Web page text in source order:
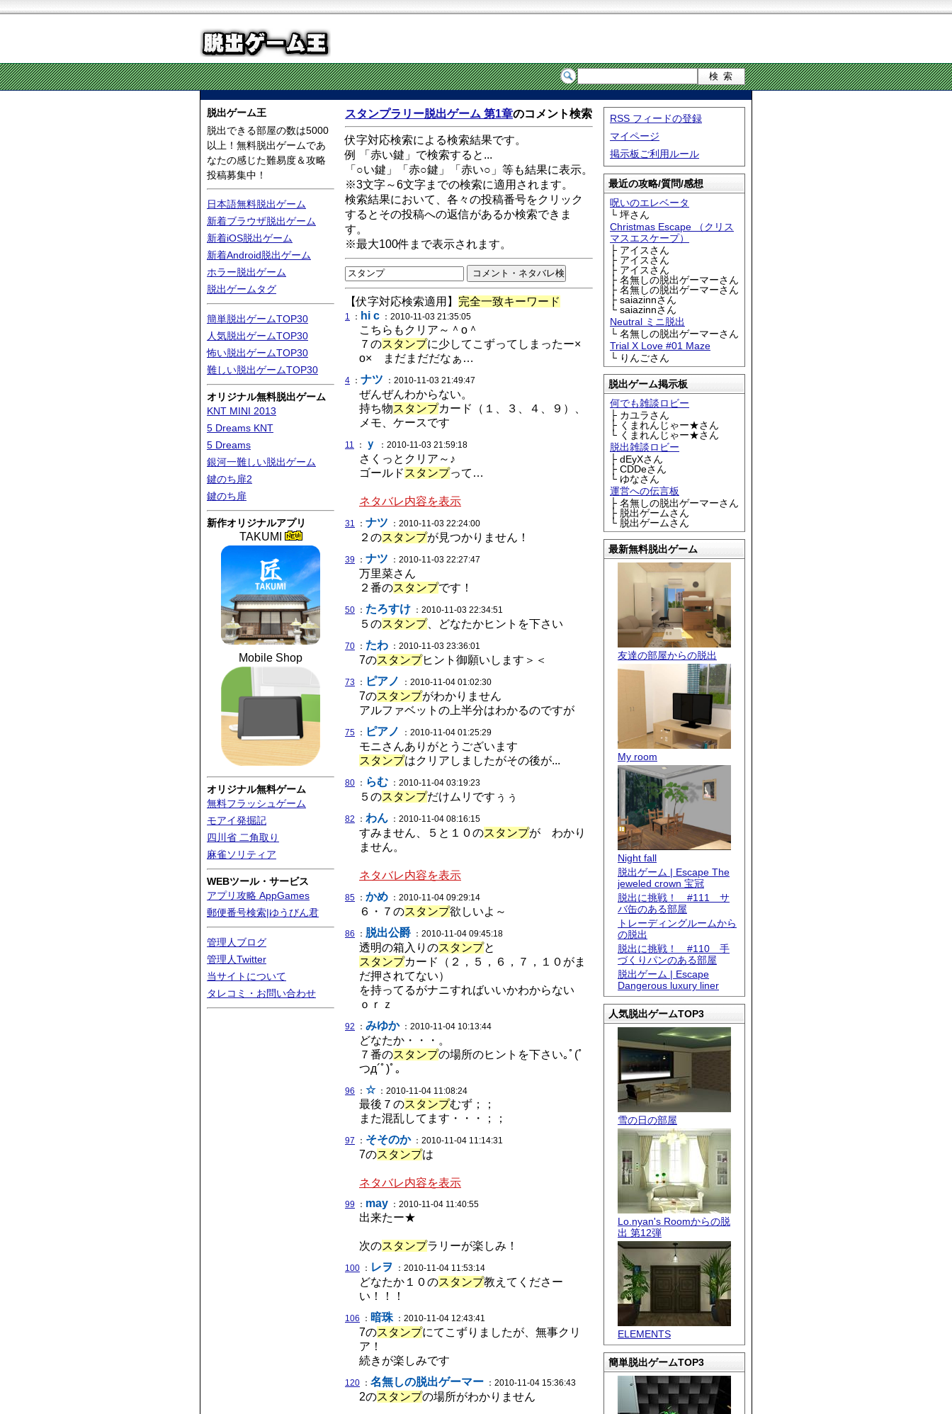
脱出ゲーム王
脱出できる部屋の数は5000
以上！無料脱出ゲームであ
なたの感じた難易度＆攻略
投稿募集中！
日本語無料脱出ゲーム
新着ブラウザ脱出ゲーム
新着iOS脱出ゲーム
新着Android脱出ゲーム
ホラー脱出ゲーム
脱出ゲームタグ
簡単脱出ゲームTOP30
人気脱出ゲームTOP30
怖い脱出ゲームTOP30
難しい脱出ゲームTOP30
オリジナル無料脱出ゲーム
KNT MINI 2013
5 Dreams KNT
5 Dreams
銀河一難しい脱出ゲーム
鍵のち扉2
鍵のち扉
新作オリジナルアプリ
TAKUMI
Mobile Shop
オリジナル無料ゲーム
無料フラッシュゲーム
モアイ発掘記
四川省 二角取り
麻雀ソリティア
WEBツール・サービス
アプリ攻略 AppGames
郵便番号検索|ゆうびん君
管理人ブログ
管理人Twitter
当サイトについて
タレコミ・お問い合わせ
RSS フィードの登録
マイページ
掲示板ご利用ルール
最近の攻略/質問/感想
呪いのエレベータ
└ 坪さん
Christmas Escape （クリス
マスエスケープ）
├ アイスさん
├ アイスさん
├ アイスさん
├ 名無しの脱出ゲーマーさん
├ 名無しの脱出ゲーマーさん
├ saiazinnさん
└ saiazinnさん
Neutral ミニ脱出
└ 名無しの脱出ゲーマーさん
Trial X Love #01 Maze
└ りんごさん
脱出ゲーム掲示板
何でも雑談ロビー
├ カユラさん
├ くまれんじゃー★さん
└ くまれんじゃー★さん
脱出雑談ロビー
├ dEyXさん
├ CDDeさん
└ ゆなさん
運営への伝言板
├ 名無しの脱出ゲーマーさん
├ 脱出ゲームさん
└ 脱出ゲームさん
最新無料脱出ゲーム
友達の部屋からの脱出
My room
Night fall
脱出ゲーム | Escape The
jeweled crown 宝冠
脱出に挑戦！ #111 サ
バ缶のある部屋
トレーディングルームから
の脱出
脱出に挑戦！ #110 手
づくりパンのある部屋
脱出ゲーム | Escape
Dangerous luxury liner
人気脱出ゲームTOP3
雪の日の部屋
Lo.nyan's Roomからの脱
出 第12弾
ELEMENTS
簡単脱出ゲームTOP3
スタンプラリー脱出ゲーム 第1章のコメント検索
伏字対応検索による検索結果です。
例 「赤い鍵」で検索すると...
「○い鍵」「赤○鍵」「赤い○」等も結果に表示。
※3文字～6文字までの検索に適用されます。
検索結果において、各々の投稿番号をクリック
するとその投稿への返信があるか検索できま
す。
※最大100件まで表示されます。
【伏字対応検索適用】 完全一致キーワード
1 ： hi c ：2010-11-03 21:35:05
こちらもクリア～＾o＾
７のスタンプに少してこずってしまったー×
o× まだまだだなぁ…
4 ： ナツ ：2010-11-03 21:49:47
ぜんぜんわからない。
持ち物スタンプカード（１、３、４、９）、
メモ、ケースです
11 ： ｙ ：2010-11-03 21:59:18
さくっとクリア～♪
ゴールド スタンプって…
ネタバレ内容を表示
31 ： ナツ ：2010-11-03 22:24:00
２のスタンプが見つかりません！
39 ： ナツ ：2010-11-03 22:27:47
万里菜さん
２番のスタンプです！
50 ： たろすけ ：2010-11-03 22:34:51
５のスタンプ、どなたかヒントを下さい
70 ： たわ ：2010-11-03 23:36:01
7のスタンプヒント御願いします＞＜
73 ： ピアノ ：2010-11-04 01:02:30
7のスタンプがわかりません
アルファベットの上半分はわかるのですが
75 ： ピアノ ：2010-11-04 01:25:29
モニさんありがとうございます
スタンプはクリアしましたがその後が...
80 ： らむ ：2010-11-04 03:19:23
５のスタンプだけムリですぅぅ
82 ： わん ：2010-11-04 08:16:15
すみません、５と１０のスタンプが わかり
ません。
ネタバレ内容を表示
85 ： かめ ：2010-11-04 09:29:14
６・７のスタンプ欲しいよ～
86 ： 脱出公爵 ：2010-11-04 09:45:18
透明の箱入りのスタンプと
スタンプカード（２，５，６，７，１０がま
だ押されてない）
を持ってるがナニすればいいかわからない
ｏｒｚ
92 ： みゆか：2010-11-04 10:13:44
どなたか・・・。
７番のスタンプの場所のヒントを下さい｡ﾟ(ﾟ
つд´ﾟ)ﾟ｡
96 ： ☆：2010-11-04 11:08:24
最後７のスタンプむず；；
また混乱してます・・・；；
97 ： そそのか：2010-11-04 11:14:31
7のスタンプは
ネタバレ内容を表示
99 ： may ：2010-11-04 11:40:55
出来たー★
次のスタンプラリーが楽しみ！
100 ： レヲ ：2010-11-04 11:53:14
どなたか１０のスタンプ教えてくださー
い！！！
106 ： 暗珠：2010-11-04 12:43:41
7のスタンプにてこずりましたが、無事クリ
ア！
続きが楽しみです
120 ： 名無しの脱出ゲーマー ：2010-11-04 15:36:43
2のスタンプの場所がわかりません